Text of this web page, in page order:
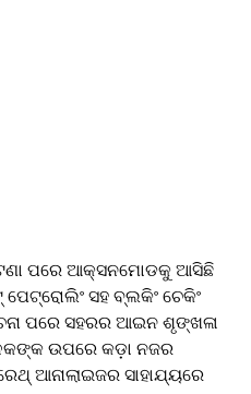
ପରେ ଆକ୍ସନମୋଡକୁ ଆସିଛି
ସହ ବ୍ଲକିଂ ଚେକିଂ
ପରେ ସହରର ଆଇନ ଶୃଙ୍ଖଳା
ଉପରେ କଡ଼ା ନଜର
ଆନାଲାଇଜର ସାହାଯ୍ୟରେ